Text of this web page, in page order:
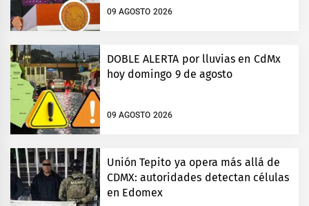
09 AGOSTO 2026
DOBLE ALERTA por lluvias en CdMx
hoy domingo 9 de agosto
09 AGOSTO 2026
Unión Tepito ya opera más allá de
CDMX: autoridades detectan células
en Edomex